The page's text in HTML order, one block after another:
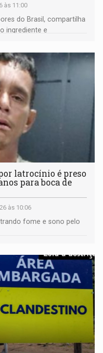
às 11:00
do Brasil, compartilha
ingrediente e
latrocínio é preso
para boca de
às 10:06
fome e sono pelo